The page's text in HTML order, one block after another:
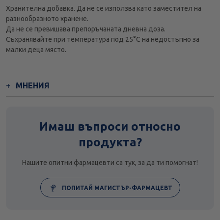
Хранителна добавка. Да не се използва като заместител на
разнообразното хранене.
Да не се превишава препоръчаната дневна доза.
Съхранявайте при температура под 25°С на недостъпно за
малки деца място.
МНЕНИЯ
Имаш въпроси относно
продукта?
Нашите опитни фармацевти са тук, за да ти помогнат!
ПОПИТАЙ МАГИСТЪР-ФАРМАЦЕВТ